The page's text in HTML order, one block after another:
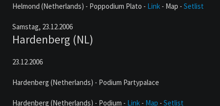
Helmond (Netherlands) - Poppodium Plato - Link- Map - Setlist
Samstag, 23.12.2006
Hardenberg (NL)
23.12.2006
Hardenberg (Netherlands) - Podium Partypalace
Hardenberg (Netherlands) - Podium - Link- Map - Setlist